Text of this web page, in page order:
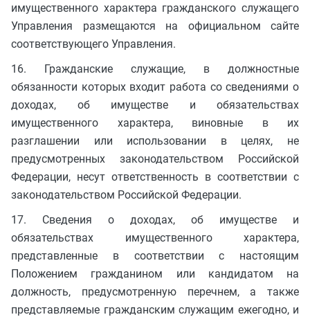
имущественного характера гражданского служащего
Управления размещаются на официальном сайте
соответствующего Управления.
16. Гражданские служащие, в должностные
обязанности которых входит работа со сведениями о
доходах, об имуществе и обязательствах
имущественного характера, виновные в их
разглашении или использовании в целях, не
предусмотренных законодательством Российской
Федерации, несут ответственность в соответствии с
законодательством Российской Федерации.
17. Сведения о доходах, об имуществе и
обязательствах имущественного характера,
представленные в соответствии с настоящим
Положением гражданином или кандидатом на
должность, предусмотренную перечнем, а также
представляемые гражданским служащим ежегодно, и